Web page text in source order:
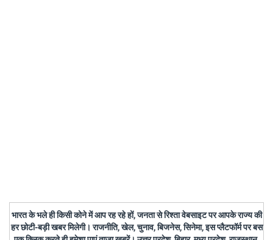
भारत के भले ही किसी कोने में आप रह रहे हों, जनता से रिश्ता वेबसाइट पर आपके राज्य की
हर छोटी-बड़ी खबर मिलेगी। राजनीति, खेल, चुनाव, बिजनेस, सिनेमा, इस प्लैटफॉर्म पर बस